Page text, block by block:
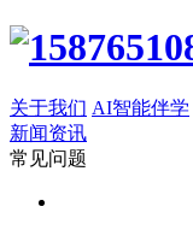
关于我们 AI智能伴学
新闻资讯
常见问题